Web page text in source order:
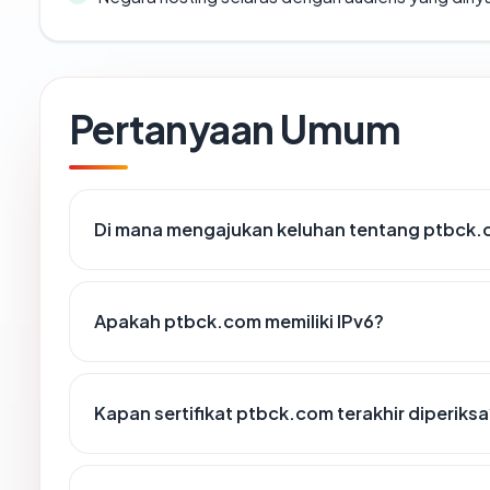
Pertanyaan Umum
Di mana mengajukan keluhan tentang
Apakah ptbck.com memiliki IPv6?
Kapan sertifikat ptbck.com terakhir